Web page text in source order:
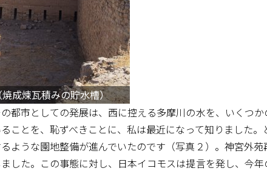
成煉瓦積みの貯水槽）
都市としての発展は、西に控える多摩川の水を、いくつ
ことを、恥ずべきことに、私は最近になって知りました
ような園地整備が進んでいたのです（写真２）。神宮外
した。この事態に対し、日本イコモスは提言を発し、今